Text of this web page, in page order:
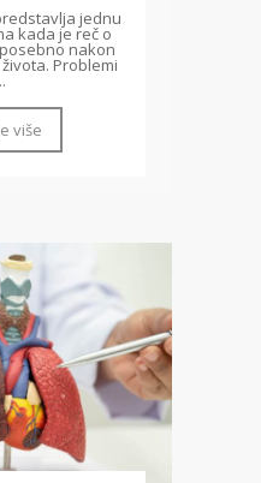
jednu
kada je reč o
nakon
Problemi
više